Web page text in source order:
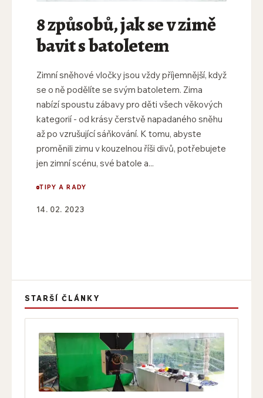
8 způsobů, jak se v zimě
bavit s batoletem
Zimní sněhové vločky jsou vždy příjemnější, když
se o ně podělíte se svým batoletem. Zima
nabízí spoustu zábavy pro děti všech věkových
kategorií - od krásy čerstvě napadaného sněhu
až po vzrušující sáňkování. K tomu, abyste
proměnili zimu v kouzelnou říši divů, potřebujete
jen zimní scénu, své batole a...
TIPY A RADY
14. 02. 2023
STARŠÍ ČLÁNKY